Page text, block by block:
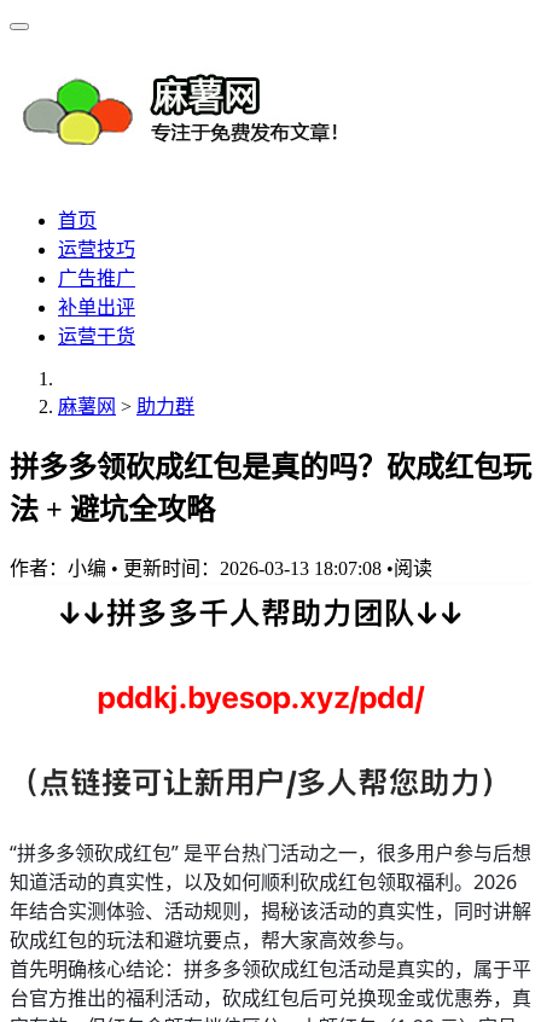
首页
运营技巧
广告推广
补单出评
运营干货
麻薯网 > 助力群
拼多多领砍成红包是真的吗？砍成红包玩
法 + 避坑全攻略
作者： 小编 • 更新时间：2026-03-13 18:07:08 •阅读
“拼多多领砍成红包” 是平台热门活动之一，很多用户参与后想
知道活动的真实性，以及如何顺利砍成红包领取福利。2026
年结合实测体验、活动规则，揭秘该活动的真实性，同时讲解
砍成红包的玩法和避坑要点，帮大家高效参与。
首先明确核心结论：拼多多领砍成红包活动是真实的，属于平
台官方推出的福利活动，砍成红包后可兑换现金或优惠券，真